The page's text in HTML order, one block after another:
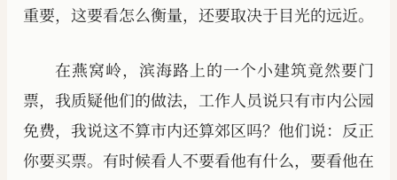
重要，这要看怎么衡量，还要取决于目光的远近。
在燕窝岭，滨海路上的一个小建筑竟然要门
票，我质疑他们的做法，工作人员说只有市内公园
免费，我说这不算市内还算郊区吗？他们说：反正
你要买票。有时候看人不要看他有什么，要看他在